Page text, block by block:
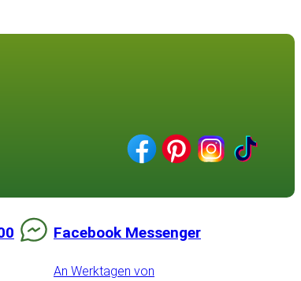
Facebook Messenger
An Werktagen von